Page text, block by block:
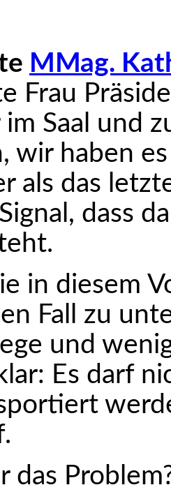
MMag.
Frau
im Saal und
wir haben
als das
dass
in diesem
Fall zu
und
Es darf
das